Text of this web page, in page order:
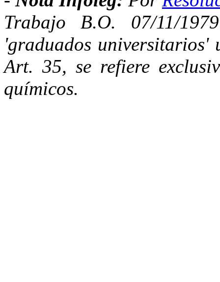
Trabajo B.O. 07/11/
'graduados
Art. 35, se refiere
químicos.